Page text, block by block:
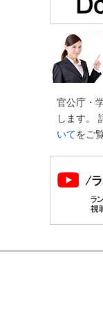
官公庁・
します。
いてをご